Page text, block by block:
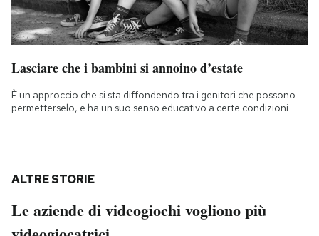
Lasciare che i bambini si annoino d’estate
È un approccio che si sta diffondendo tra i genitori che possono
permetterselo, e ha un suo senso educativo a certe condizioni
ALTRE STORIE
Le aziende di videogiochi vogliono più